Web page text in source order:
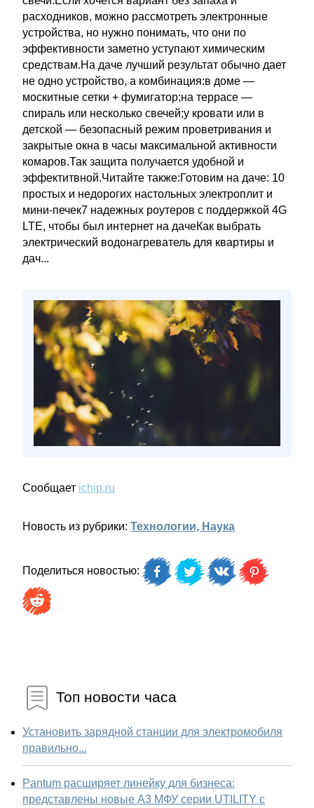
расходников, можно рассмотреть электронные
устройства, но нужно понимать, что они по
эффективности заметно уступают химическим
средствам.На даче лучший результат обычно дает
не одно устройство, а комбинация:в доме —
москитные сетки + фумигатор;на террасе —
спираль или несколько свечей;у кровати или в
детской — безопасный режим проветривания и
закрытые окна в часы максимальной активности
комаров.Так защита получается удобной и
эффектитвной.Читайте также:Готовим на даче: 10
простых и недорогих настольных электроплит и
мини-печек7 надежных роутеров с поддержкой 4G
LTE, чтобы был интернет на дачеКак выбрать
электрический водонагреватель для квартиры и
дач...
Сообщает ichip.ru
Новость из рубрики: Технологии, Наука
Поделиться новостью:
Топ новости часа
Установить зарядной станции для электромобиля
правильно...
Pantum расширяет линейку для бизнеса:
представлены новые А3 МФУ серии UTILITY с